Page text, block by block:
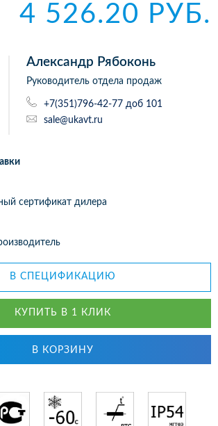
4 526.20 РУБ.
Александр Рябоконь
Руководитель отдела продаж
+7(351)796-42-77 доб 101
sale@ukavt.ru
сертификат дилера
В СПЕЦИФИКАЦИЮ
КУПИТЬ В 1 КЛИК
В КОРЗИНУ